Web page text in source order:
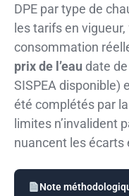
DPE par type de
les tarifs en
consommation
prix de l’eau date
SISPEA disponible)
été complétés par
limites n’invalident
nuancent les
Note